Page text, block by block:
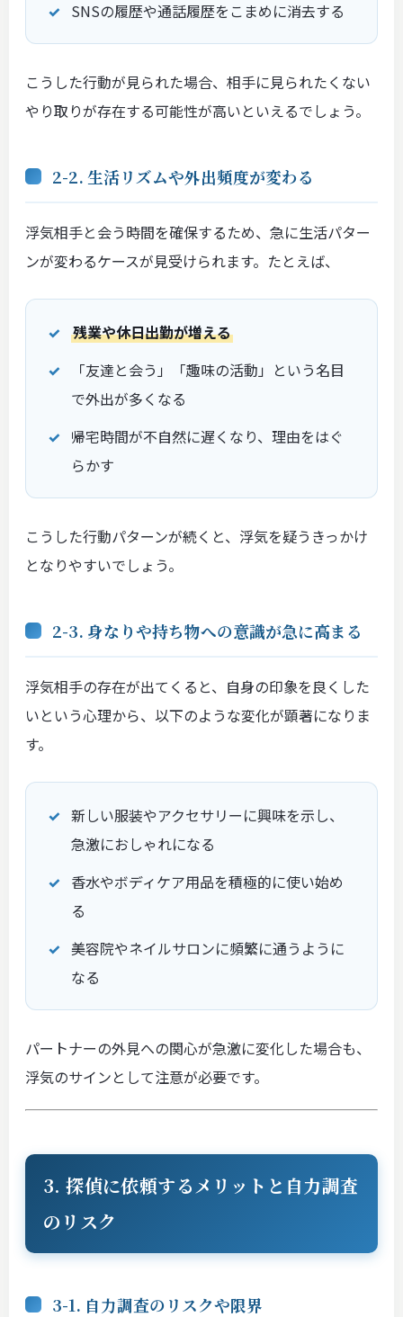
SNSの履歴や通話履歴をこまめに消去する
こうした行動が見られた場合、相手に見られたくない
やり取りが存在する可能性が高いといえるでしょう。
2-2. 生活リズムや外出頻度が変わる
浮気相手と会う時間を確保するため、急に生活パター
ンが変わるケースが見受けられます。たとえば、
残業や休日出勤が増える
「友達と会う」「趣味の活動」という名目
で外出が多くなる
帰宅時間が不自然に遅くなり、理由をはぐ
らかす
こうした行動パターンが続くと、浮気を疑うきっかけ
となりやすいでしょう。
2-3. 身なりや持ち物への意識が急に高まる
浮気相手の存在が出てくると、自身の印象を良くした
いという心理から、以下のような変化が顕著になりま
す。
新しい服装やアクセサリーに興味を示し、
急激におしゃれになる
香水やボディケア用品を積極的に使い始め
る
美容院やネイルサロンに頻繁に通うように
なる
パートナーの外見への関心が急激に変化した場合も、
浮気のサインとして注意が必要です。
3. 探偵に依頼するメリットと自力調査
のリスク
3-1. 自力調査のリスクや限界